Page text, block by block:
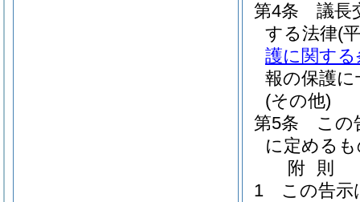
第4条
議長
する法律(
護に関する
報の保護
(その他)
第5条
この
に定める
附 則
1
この告示